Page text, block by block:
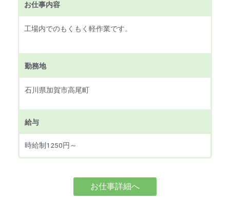
お仕事内容
工場内でのもくもく軽作業です。
勤務地
石川県加賀市高尾町
給与
時給制1250円～
お仕事詳細へ